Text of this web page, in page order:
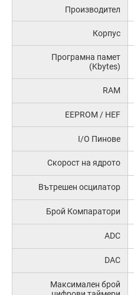
Производител
Корпус
Програмна памет
(Kbytes)
RAM
EEPROM / HEF
I/O Пинове
Скорост на ядрото
Вътрешен осцилатор
Брой Компаратори
ADC
DAC
Максимален брой